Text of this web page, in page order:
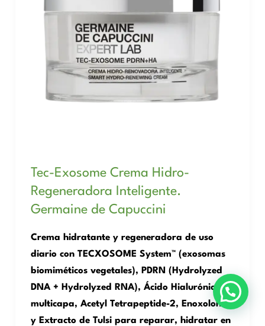
Tec-Exosome Crema Hidro-
Regeneradora Inteligente.
Germaine de Capuccini
Crema hidratante y regeneradora de uso
diario con TECXOSOME System™ (exosomas
biomiméticos vegetales), PDRN (Hydrolyzed
DNA + Hydrolyzed RNA), Ácido Hialurónico
multicapa, Acetyl Tetrapeptide-2, Enoxolona
y Extracto de Tulsi para reparar, hidratar en